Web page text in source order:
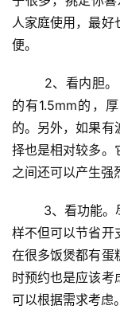
每
日
好
人家庭使用，最好
便。
的有1.5mm的，
的。另外，如果有
择也是相对较多。
之间还可以产生强
样不但可以节省开
在很多饭煲都有蛋
时预约也是应该考
可以根据需求考虑。